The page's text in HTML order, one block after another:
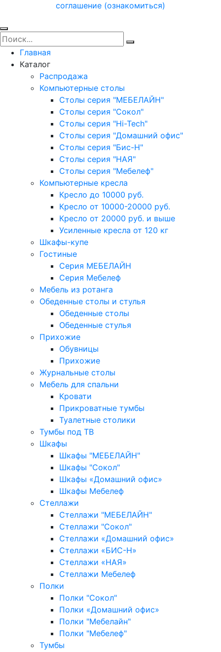
соглашение (ознакомиться)
Главная
Каталог
Распродажа
Компьютерные столы
Столы серия "МЕБЕЛАЙН"
Столы серия "Сокол"
Столы серия "Hi-Tech"
Столы серия "Домашний офис"
Столы серия "Бис-Н"
Столы серия "НАЯ"
Столы серия "Мебелеф"
Компьютерные кресла
Кресло до 10000 руб.
Кресло от 10000-20000 руб.
Кресло от 20000 руб. и выше
Усиленные кресла от 120 кг
Шкафы-купе
Гостиные
Серия МЕБЕЛАЙН
Серия Мебелеф
Мебель из ротанга
Обеденные столы и стулья
Обеденные столы
Обеденные стулья
Прихожие
Обувницы
Прихожие
Журнальные столы
Мебель для спальни
Кровати
Прикроватные тумбы
Туалетные столики
Тумбы под ТВ
Шкафы
Шкафы "МЕБЕЛАЙН"
Шкафы "Сокол"
Шкафы «Домашний офис»
Шкафы Мебелеф
Стеллажи
Стеллажи "МЕБЕЛАЙН"
Стеллажи "Сокол"
Стеллажи «Домашний офис»
Стеллажи «БИС-Н»
Стеллажи «НАЯ»
Стеллажи Мебелеф
Полки
Полки "Сокол"
Полки «Домашний офис»
Полки "Мебелайн"
Полки "Мебелеф"
Тумбы